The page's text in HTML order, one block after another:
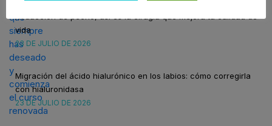
vida
23 DE JULIO DE 2026
Migración del ácido hialurónico en los labios: cómo corregirla
con hialuronidasa
23 DE JULIO DE 2026